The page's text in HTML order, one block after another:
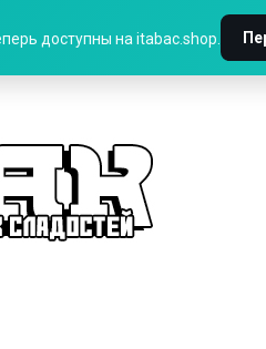
доступны на itabac.shop.